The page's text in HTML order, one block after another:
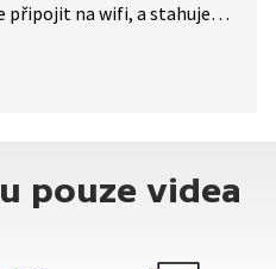
připojit na wifi, a stahujete
je vše hotové. Můžeme díky
pouze videa